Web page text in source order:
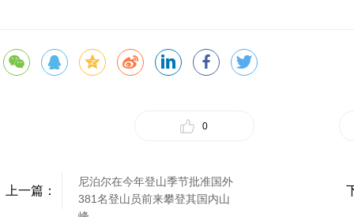
0
上一篇：
尼泊尔在今年登山季节批准国外
381名登山员前来攀登其国内山